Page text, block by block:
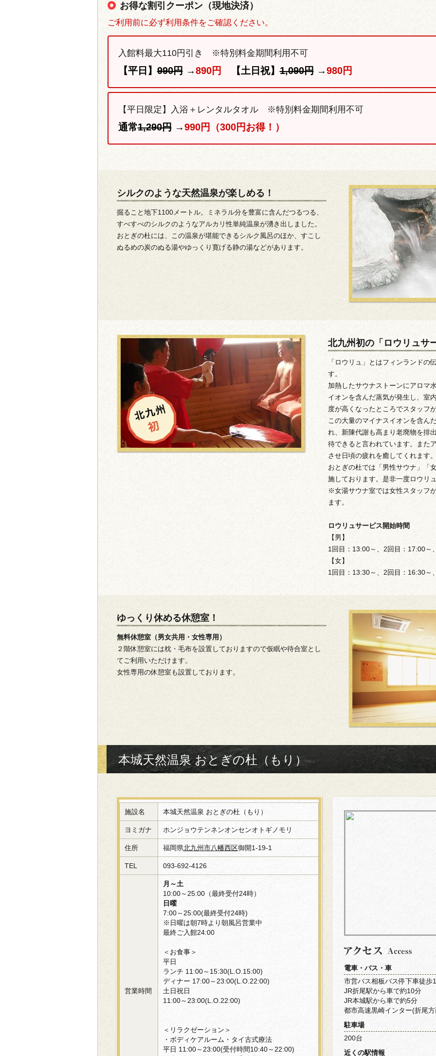
お得な割引クーポン（現地決済）
ご利用前に必ず利用条件をご確認ください。
入館料最大110円引き ※特別料金期間利用不可
【平日】990円→890円 【土日祝】1,090円→980円
【平日限定】入浴＋レンタルタオル ※特別料金期間利用不可
通常1,290円→990円（300円お得！）
シルクのような天然温泉が楽しめる！
掘ること地下1100メートル。ミネラル分を豊富に含んだつるつる、
すべすべのシルクのようなアルカリ性単純温泉が湧き出しました。
おとぎの杜には、この温泉が堪能できるシルク風呂のほか、すこし
ぬるめの炭のぬる湯やゆっくり寛げる静の湯などがあります。
北九州初の「ロウリュサ
「ロウリュ」とはフィンランドの
す。
加熱したサウナストーンにアロマ
イオンを含んだ蒸気が発生し、室
度が高くなったところでスタッフ
この大量のマイナスイオンを含ん
れ、新陳代謝も高まり老廃物を排
待できると言われています。また
させ日頃の疲れを癒してくれます
おとぎの杜では「男性サウナ」「
施しております。是非一度ロウリ
※女湯サウナ室では女性スタッフ
ます。
ロウリュサービス開始時間
【男】
1回目：13:00～、2回目：17:00～
【女】
1回目：13:30～、2回目：16:30～
ゆっくり休める休憩室！
無料休憩室（男女共用・女性専用）
２階休憩室には枕・毛布を設置しておりますので仮眠や待合室とし
てご利用いただけます。
女性専用の休憩室も設置しております。
本城天然温泉 おとぎの杜（もり）
施設名 本城天然温泉 おとぎの杜（もり）
ヨミガナ ホンジョウテンネンオンセンオトギノモリ
住所 福岡県北九州市八幡西区御開1-19-1
TEL 093-692-4126
営業時間
月～土
10:00～25:00（最終受付24時）
日曜
7:00～25:00(最終受付24時)
※日曜は朝7時より朝風呂営業中
最終ご入館24:00
＜お食事＞
平日
ランチ 11:00～15:30(L.O.15:00)
ディナー 17:00～23:00(L.O.22:00)
土日祝日
11:00～23:00(L.O.22:00)
＜リラクゼーション＞
・ボディケアルーム・タイ古式療法
平日 11:00～23:00(受付時間10:40～22:00)
電車・バス・車
市営バス相板バス停下車徒歩
JR折尾駅から車で約10分
JR本城駅から車で約5分
都市高速黒崎インター(折尾
駐車場
200台
近くの駅情報